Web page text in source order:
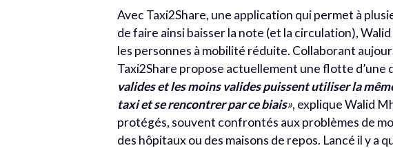
Avec Taxi2Share, une application qui permet à
de faire ainsi baisser la note (et la circulation),
les personnes à mobilité réduite. Collaborant
Taxi2Share propose actuellement une flotte d’une
valides et les moins valides puissent utiliser la
taxi et se rencontrer par ce biais», explique Walid
protégés, souvent confrontés aux problèmes de
des hôpitaux ou des maisons de repos. Lancé il y a